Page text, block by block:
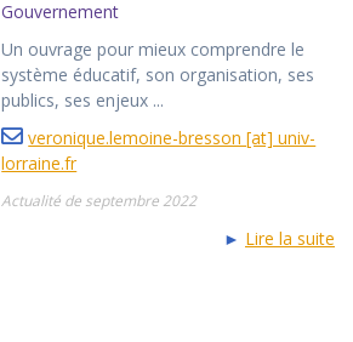
Gouvernement
Un ouvrage pour mieux comprendre le
système éducatif, son organisation, ses
publics, ses enjeux ...
veronique.lemoine-bresson [at] univ-
lorraine.fr
Actualité de septembre 2022
► Lire la suite